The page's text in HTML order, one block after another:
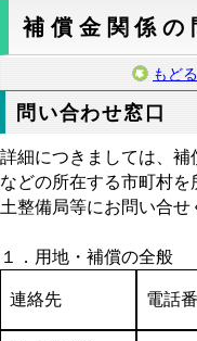
補償金関係の
もどる
問い合わせ窓口
詳細につきましては、補
などの所在する市町村を
土整備局等にお問い合せ
１．用地・補償の全般
連絡先 電話